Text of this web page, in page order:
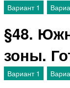
Вариант 1
§48.
зоны.
Вариант 1